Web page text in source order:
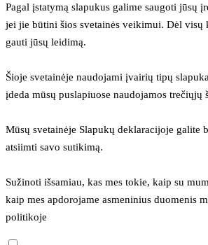
Pagal įstatymą slapukus galime saugoti jūsų
jei jie būtini šios svetainės veikimui. Dėl visų
gauti jūsų leidimą.
Šioje svetainėje naudojami įvairių tipų
įdeda mūsų puslapiuose naudojamos trečiųjų
Mūsų svetainėje Slapukų deklaracijoje galite
atsiimti savo sutikimą.
Sužinoti išsamiau, kas mes tokie, kaip su
kaip mes apdorojame asmeninius duomenis
politikoje